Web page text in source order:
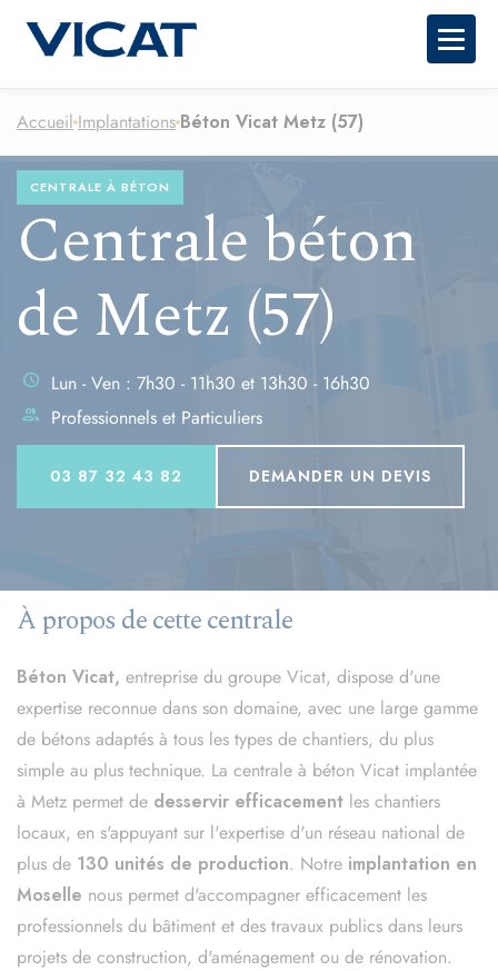
Accueil Implantations Béton Vicat Metz (57)
CENTRALE À BÉTON
Centrale béton
de Metz (57)
schedule Lun - Ven : 7h30 - 11h30 et 13h30 - 16h30
group Professionnels et Particuliers
03 87 32 43 82 DEMANDER UN DEVIS
À propos de cette centrale
Béton Vicat, entreprise du groupe Vicat, dispose d'une
expertise reconnue dans son domaine, avec une large gamme
de bétons adaptés à tous les types de chantiers, du plus
simple au plus technique. La centrale à béton Vicat implantée
à Metz permet de desservir efficacement les chantiers
locaux, en s'appuyant sur l'expertise d'un réseau national de
plus de 130 unités de production. Notre implantation en
Moselle nous permet d'accompagner efficacement les
professionnels du bâtiment et des travaux publics dans leurs
projets de construction, d'aménagement ou de rénovation.